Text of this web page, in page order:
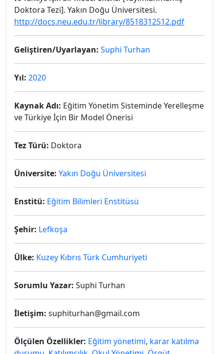
Doktora Tezi]. Yakın Doğu Üniversitesi.
http://docs.neu.edu.tr/library/8518312512.pdf
Geliştiren/Uyarlayan: Suphi Turhan
Yıl: 2020
Kaynak Adı: Eğitim Yönetim Sisteminde Yerelleşme
ve Türkiye İçin Bir Model Önerisi
Tez Türü: Doktora
Üniversite: Yakın Doğu Üniversitesi
Enstitü: Eğitim Bilimleri Enstitüsü
Şehir: Lefkoşa
Ülke: Kuzey Kıbrıs Türk Cumhuriyeti
Sorumlu Yazar: Suphi Turhan
İletişim: suphiturhan@gmail.com
Ölçülen Özellikler: Eğitim yönetimi, karar katılma